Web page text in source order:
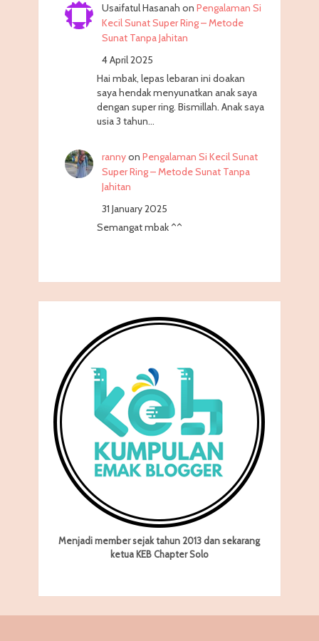
Usaifatul Hasanah on Pengalaman Si
Kecil Sunat Super Ring – Metode
Sunat Tanpa Jahitan
4 April 2025
Hai mbak, lepas lebaran ini doakan
saya hendak menyunatkan anak saya
dengan super ring. Bismillah. Anak saya
usia 3 tahun…
rannyon Pengalaman Si Kecil Sunat
Super Ring – Metode Sunat Tanpa
Jahitan
31 January 2025
Semangat mbak ^^
Menjadi member sejak tahun 2013 dan sekarang
ketua KEB Chapter Solo